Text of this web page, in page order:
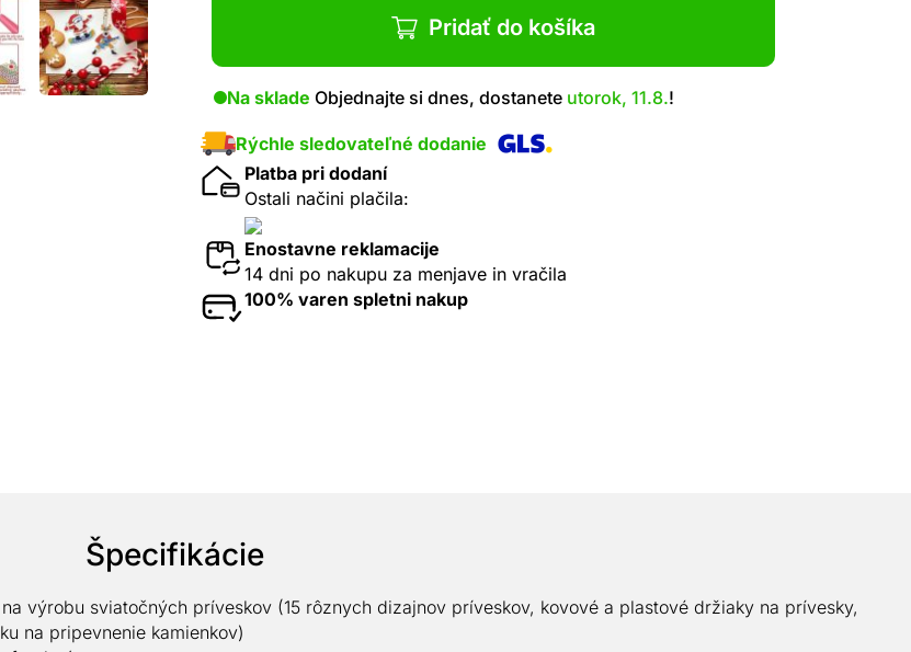
Pridať do košíka
Na sklade Objednajte si dnes, dostanete utorok, 11.8.!
Rýchle sledovateľné dodanie
Platba pri dodaní
Ostali načini plačila:
Enostavne reklamacije
14 dni po nakupu za menjave in vračila
100% varen spletni nakup
Špecifikácie
výrobu sviatočných príveskov (15 rôznych dizajnov príveskov, kovové a plastové držiaky na prívesky,
na pripevnenie kamienkov)